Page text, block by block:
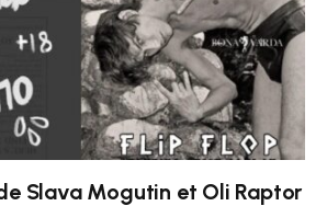
de Slava Mogutin et Oli Raptor